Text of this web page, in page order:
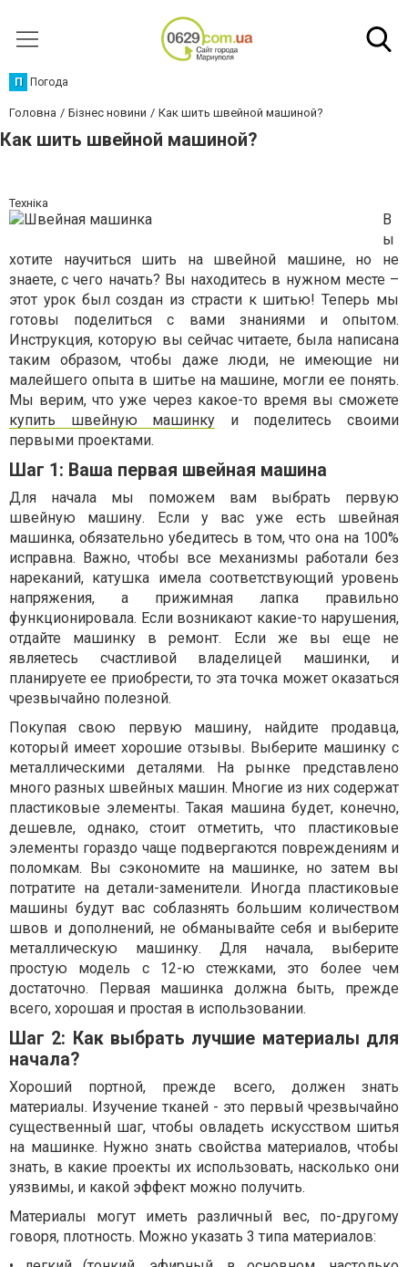
П Погода
Головна Бізнес новини Как шить швейной машиной?
Как шить швейной машиной?
Техніка
В
ы
хотите научиться шить на швейной машине, но не
знаете, с чего начать? Вы находитесь в нужном месте –
этот урок был создан из страсти к шитью! Теперь мы
готовы поделиться с вами знаниями и опытом.
Инструкция, которую вы сейчас читаете, была написана
таким образом, чтобы даже люди, не имеющие ни
малейшего опыта в шитье на машине, могли ее понять.
Мы верим, что уже через какое-то время вы сможете
купить швейную машинку и поделитесь своими
первыми проектами.
Шаг 1: Ваша первая швейная машина
Для начала мы поможем вам выбрать первую
швейную машину. Если у вас уже есть швейная
машинка, обязательно убедитесь в том, что она на 100%
исправна. Важно, чтобы все механизмы работали без
нареканий, катушка имела соответствующий уровень
напряжения, а прижимная лапка правильно
функционировала. Если возникают какие-то нарушения,
отдайте машинку в ремонт. Если же вы еще не
являетесь счастливой владелицей машинки, и
планируете ее приобрести, то эта точка может оказаться
чрезвычайно полезной.
Покупая свою первую машину, найдите продавца,
который имеет хорошие отзывы. Выберите машинку с
металлическими деталями. На рынке представлено
много разных швейных машин. Многие из них содержат
пластиковые элементы. Такая машина будет, конечно,
дешевле, однако, стоит отметить, что пластиковые
элементы гораздо чаще подвергаются повреждениям и
поломкам. Вы сэкономите на машинке, но затем вы
потратите на детали-заменители. Иногда пластиковые
машины будут вас соблазнять большим количеством
швов и дополнений, не обманывайте себя и выберите
металлическую машинку. Для начала, выберите
простую модель с 12-ю стежками, это более чем
достаточно. Первая машинка должна быть, прежде
всего, хорошая и простая в использовании.
Шаг 2: Как выбрать лучшие материалы для
начала?
Хороший портной, прежде всего, должен знать
материалы. Изучение тканей - это первый чрезвычайно
существенный шаг, чтобы овладеть искусством шитья
на машинке. Нужно знать свойства материалов, чтобы
знать, в какие проекты их использовать, насколько они
уязвимы, и какой эффект можно получить.
Материалы могут иметь различный вес, по-другому
говоря, плотность. Можно указать 3 типа материалов: